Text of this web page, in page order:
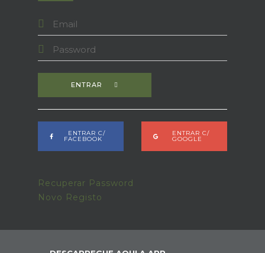
ENTRAR
ENTRAR C/
FACEBOOK
ENTRAR C/
GOOGLE
Recuperar Password
Novo Registo